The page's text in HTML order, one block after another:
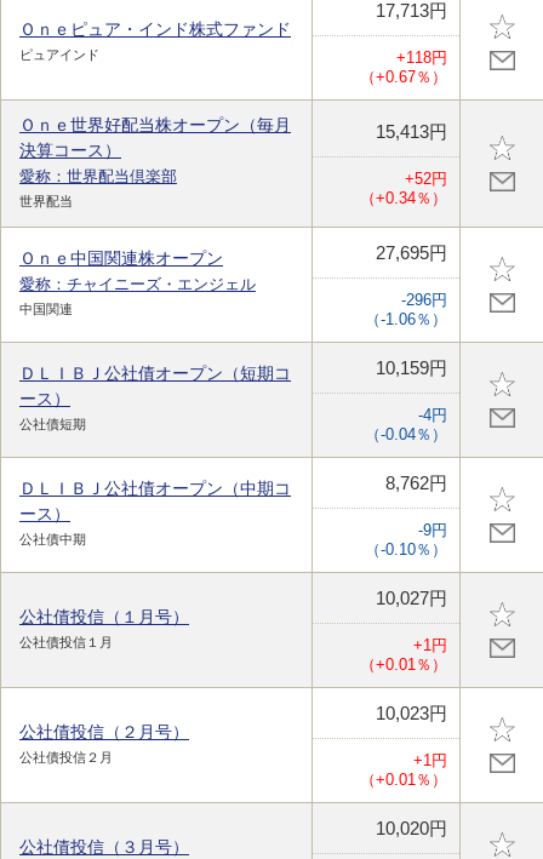
Ｏｎｅピュア・インド株式ファンド
ピュアインド
17,713円
+118円
（+0.67％）
Ｏｎｅ世界好配当株オープン（毎月
決算コース）
愛称：世界配当倶楽部
世界配当
15,413円
+52円
（+0.34％）
Ｏｎｅ中国関連株オープン
愛称：チャイニーズ・エンジェル
中国関連
27,695円
-296円
（-1.06％）
ＤＬＩＢＪ公社債オープン（短期コ
ース）
公社債短期
10,159円
-4円
（-0.04％）
ＤＬＩＢＪ公社債オープン（中期コ
ース）
公社債中期
8,762円
-9円
（-0.10％）
公社債投信（１月号）
公社債投信１月
10,027円
+1円
（+0.01％）
公社債投信（２月号）
公社債投信２月
10,023円
+1円
（+0.01％）
公社債投信（３月号）
10,020円